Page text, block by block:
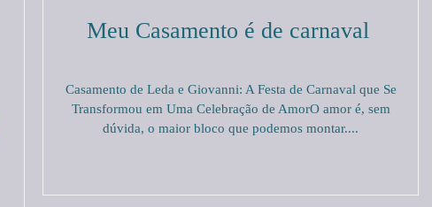
Meu Casamento é de carnaval
Casamento de Leda e Giovanni: A Festa de Carnaval que Se
Transformou em Uma Celebração de AmorO amor é, sem
dúvida, o maior bloco que podemos montar....